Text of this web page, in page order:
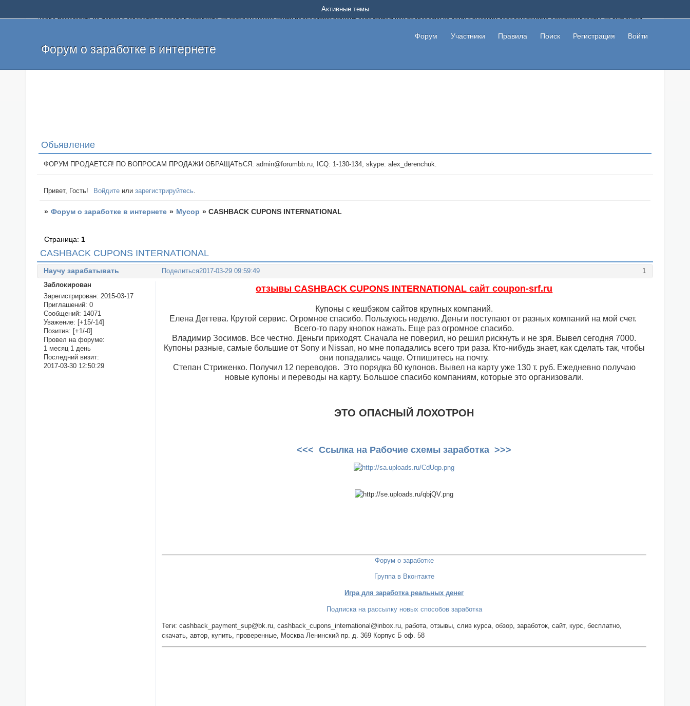
Добро пожаловать на форум о заработке и работе в интернете, на котором можно найти подходящий вариант дополнительной подработки на дому с высоким доходом помимо основной работы, не вкладывая
и оставлять свои отзывы. Если вы знаете, что определенный проект или сайт не платит, то указывайте в теме что это лохотрон, чтобы другие пользователи не попались на развод. Вы сможете начать зарабатывать
легкие деньги без вложений и регистрации уже сегодня. Создавайте новые темы, размещайте объявления со своими пригласительными ссылками и первая прибыль не заставит себя долго ждать.
Форум о заработке в интернете
Форум Участники Правила Поиск Регистрация Войти
Активные темы
Объявление
ФОРУМ ПРОДАЕТСЯ! ПО ВОПРОСАМ ПРОДАЖИ ОБРАЩАТЬСЯ: admin@forumbb.ru, ICQ: 1-130-134, skype: alex_derenchuk.
Привет, Гость! Войдите илизарегистрируйтесь.
» Форум о заработке в интернете » Мусор »CASHBACK CUPONS INTERNATIONAL
CASHBACK CUPONS INTERNATIONAL
Страница: 1
Поделиться 1
2017-03-29 09:59:49
Научу зарабатывать
Заблокирован
Зарегистрирован: 2015-03-17
Приглашений: 0
Сообщений: 14071
Уважение: [+15/-14]
Позитив: [+1/-0]
Провел на форуме:
1 месяц 1 день
Последний визит:
2017-03-30 12:50:29
отзывы CASHBACK CUPONS INTERNATIONAL сайт coupon-srf.ru
Купоны с кешбэком сайтов крупных компаний.
Елена Дегтева. Крутой сервис. Огромное спасибо. Пользуюсь неделю. Деньги поступают от разных компаний на мой счет.
Всего-то пару кнопок нажать. Еще раз огромное спасибо.
Владимир Зосимов. Все честно. Деньги приходят. Сначала не поверил, но решил рискнуть и не зря. Вывел сегодня 7000.
Купоны разные, самые большие от Sony и Nissan, но мне попадались всего три раза. Кто-нибудь знает, как сделать так, чтобы
они попадались чаще. Отпишитесь на почту.
Степан Стриженко. Получил 12 переводов. Это порядка 60 купонов. Вывел на карту уже 130 т. руб. Ежедневно получаю
новые купоны и переводы на карту. Большое спасибо компаниям, которые это организовали.
ЭТО ОПАСНЫЙ ЛОХОТРОН
<<< Ссылка на Рабочие схемы заработка >>>
Форум о заработке
Группа в Вконтакте
Игра для заработка реальных денег
Подписка на рассылку новых способов заработка
Теги: cashback_payment_sup@bk.ru, cashback_cupons_international@inbox.ru, работа, отзывы, слив курса, обзор, заработок, сайт, курс, бесплатно,
скачать, автор, купить, проверенные, Москва Ленинский пр. д. 369 Корпус Б оф. 58